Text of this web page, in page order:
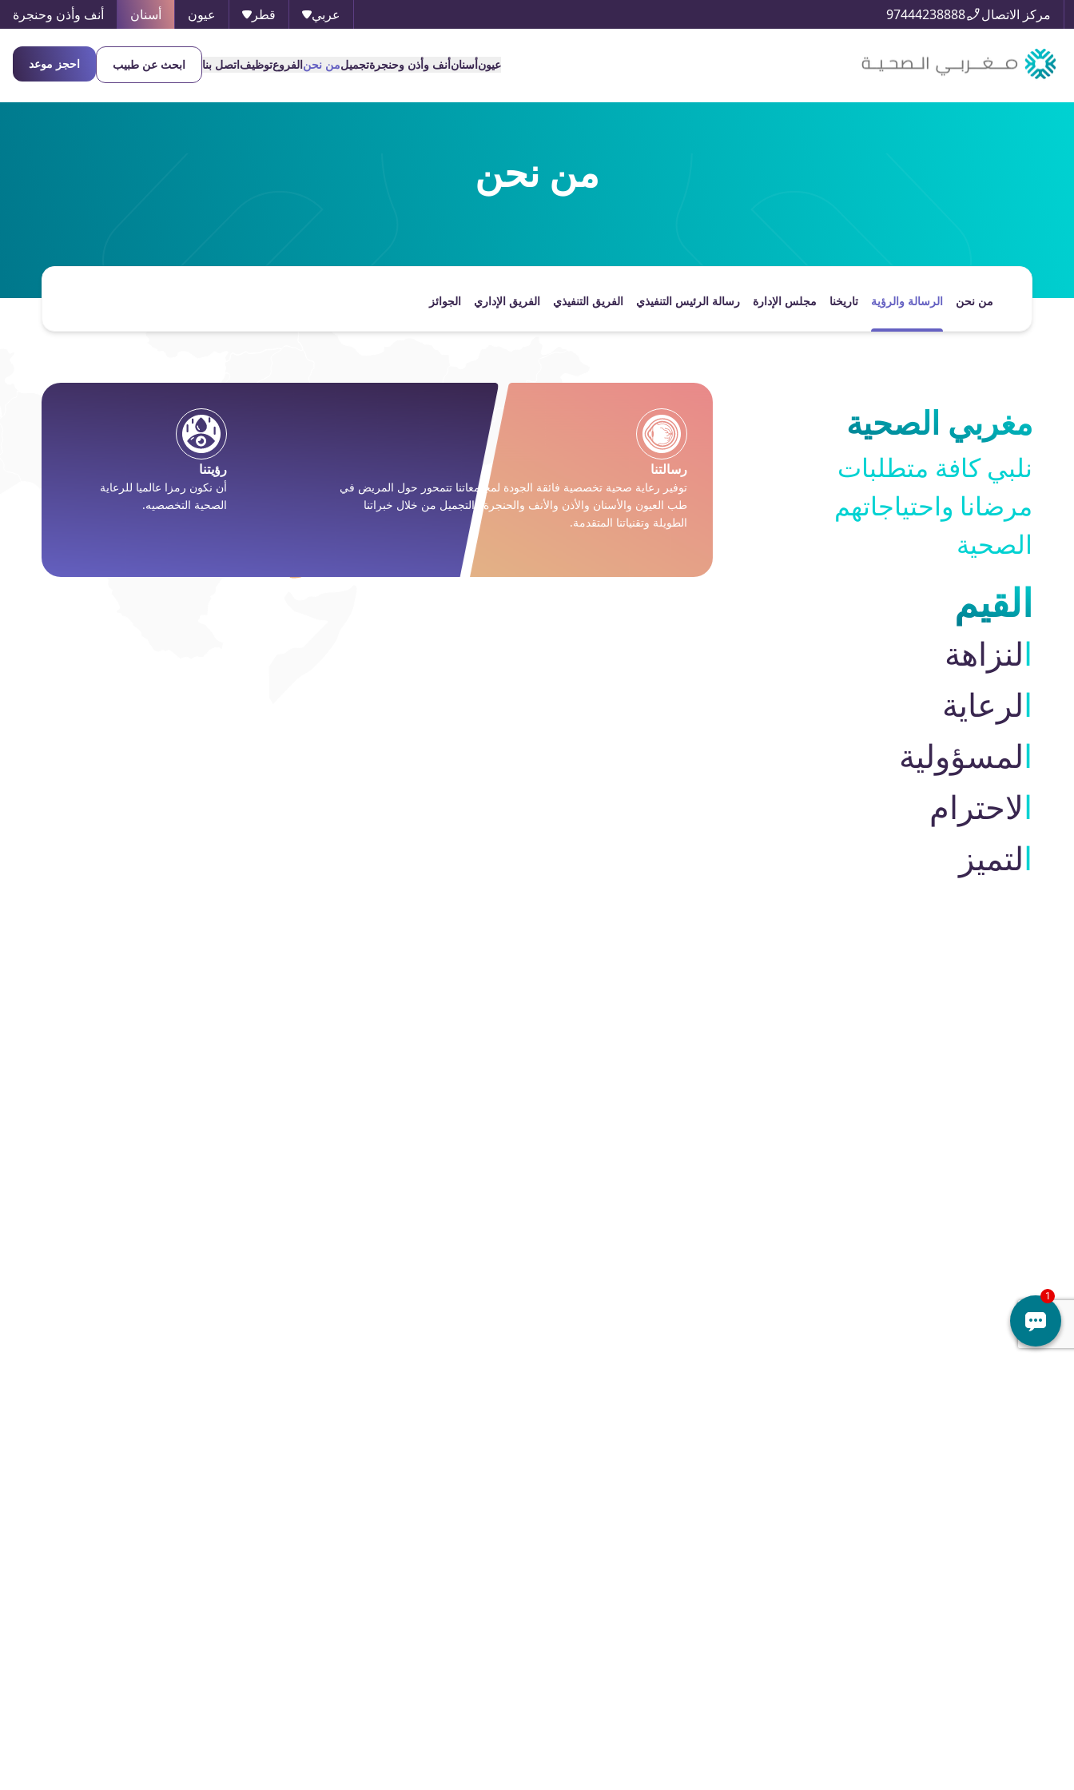
مركز الاتصال 97444238888 عربي قطر عيون أسنان أنف وأذن وحنجرة
عيونأسنانأنف وأذن وحنجرةتجميلمن نحنالفروعتوظيفاتصل بنا ابحث عن طبيب احجز موعد
من نحن
من نحن الرسالة والرؤية تاريخنا مجلس الإدارة رسالة الرئيس التنفيذي الفريق التنفيذي الفريق الإداري الجوائز
مغربي الصحية
نلبي كافة متطلبات
مرضانا واحتیاجاتھم
الصحیة
رسالتنا
توفير رعاية صحية تخصصية فائقة الجودة لمجتمعاتنا تتمحور حول المريض في
طب العيون والأسنان والأذن والأنف والحنجرة والتجميل من خلال خبراتنا
الطويلة وتقنياتنا المتقدمة.
رؤيتنا
أن نكون رمزا عالميا للرعاية
الصحية التخصصيه.
القیم
النزاهة
الرعاية
المسؤولية
الاحترام
التميز